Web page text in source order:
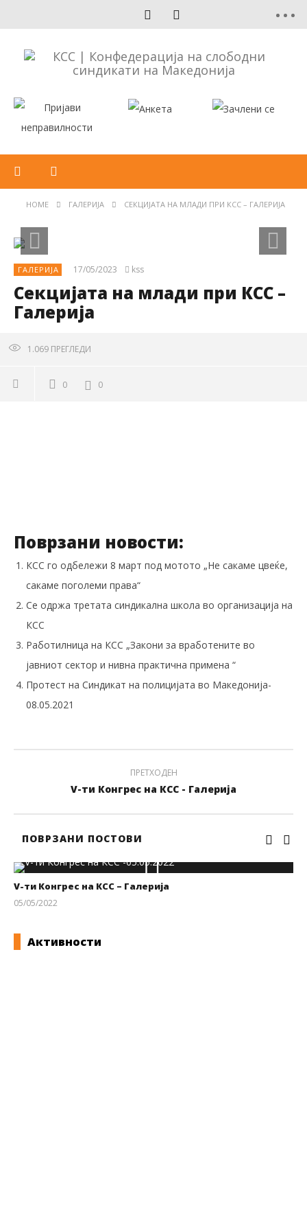
HOME ГАЛЕРИЈА СЕКЦИЈАТА НА МЛАДИ ПРИ КСС – ГАЛЕРИЈА
ГАЛЕРИЈА 17/05/2023 kss
Секцијата на млади при КСС –
Галерија
1.069 ПРЕГЛЕДИ
0 0
Поврзани новости:
КСС го одбележи 8 март под мотото „Не сакаме цвеќе,
сакаме поголеми права“
Се одржа третата синдикална школа во организација на
КСС
Работилница на КСС „Закони за вработените во
јавниот сектор и нивна практична примена “
Протест на Синдикат на полицијата во Македонија-
08.05.2021
ПРЕТХОДЕН
V-ти Конгрес на КСС - Галерија
ПОВРЗАНИ ПОСТОВИ
V-ти Конгрес на КСС – Галерија
05/05/2022
Активности